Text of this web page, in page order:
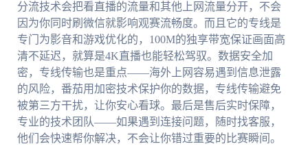
分流技术会把看直播的流量和其他上网流量分开，不会
因为你同时刷微信就影响观赛流畅度。而且它的专线是
专门为影音和游戏优化的，100M的独享带宽保证画面高
清不延迟，就算是4K直播也能轻松驾驭。数据安全加
密，专线传输也是重点——海外上网容易遇到信息泄露
的风险，番茄用加密技术保护你的数据，专线传输避免
被第三方干扰，让你安心看球。最后是售后实时保障，
专业的技术团队——如果遇到连接问题，随时找客服，
他们会快速帮你解决，不会让你错过重要的比赛瞬间。